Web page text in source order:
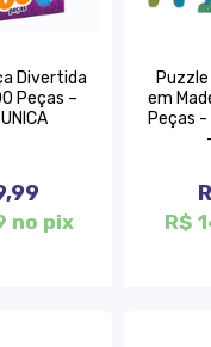
Divertida
Peças –
no pix
em
Peças
R$